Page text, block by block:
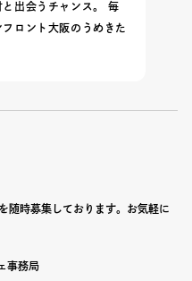
出会うチャンス。 毎
ロント大阪のうめきた
随時募集しております。 お気軽に
事務局